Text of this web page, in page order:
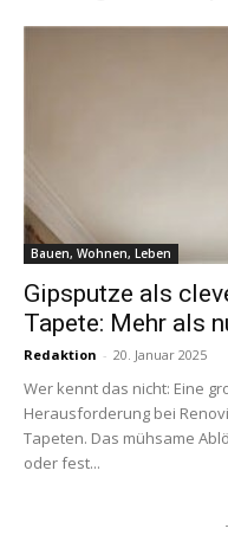
Bauen, Wohnen, Leben
Gipsputze als
Tapete: Mehr als
Redaktion - 20. Januar 2025
Wer kennt das nicht: Eine
Herausforderung bei
Tapeten. Das mühsame
oder fest...